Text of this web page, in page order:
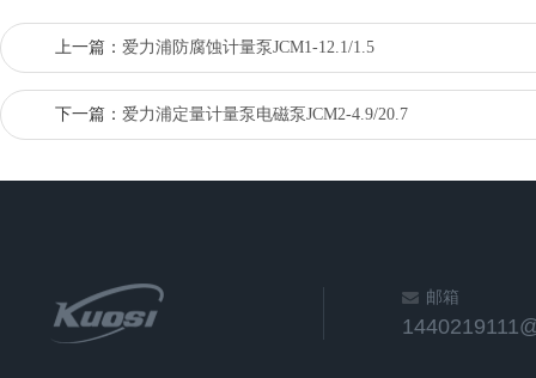
上一篇： 爱力浦防腐蚀计量泵JCM1-12.1/1.5
下一篇： 爱力浦定量计量泵电磁泵JCM2-4.9/20.7
邮箱